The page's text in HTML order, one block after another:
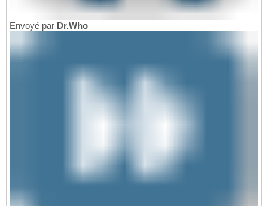
Envoyé par Dr.Who